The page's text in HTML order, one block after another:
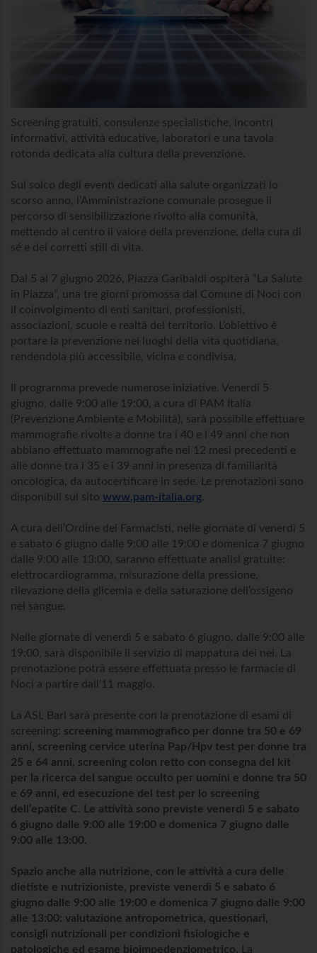
Screening gratuiti, consulenze specialistiche, incontri
informativi, attività educative, laboratori e una tavola
rotonda dedicata alla cultura della prevenzione.
Sul solco degli eventi dedicati alla salute organizzati lo
scorso anno, l’Amministrazione comunale prosegue il
percorso di sensibilizzazione rivolto alla comunità,
mettendo al centro il valore della prevenzione, della cura di
sé e dei corretti stili di vita.
Dal 5 al 7 giugno 2026, Piazza Garibaldi ospiterà “La Salute
in Piazza”, una tre giorni promossa dal Comune di Noci con
il coinvolgimento di enti sanitari, professionisti,
associazioni, scuole e realtà del territorio. L’obiettivo è
portare la prevenzione nei luoghi della vita quotidiana,
rendendola più accessibile, vicina e condivisa.
Il programma prevede numerose iniziative. Venerdì 5
giugno, dalle 9:00 alle 19:00, a cura di PAM Italia
(Prevenzione Ambiente e Mobilità), sarà possibile effettuare
mammografie rivolte a donne tra i 40 e i 49 anni che non
abbiano effettuato mammografie nei 12 mesi precedenti e
alle donne tra i 35 e i 39 anni in presenza di familiarità
oncologica, da autocertificare in sede. Le prenotazioni sono
disponibili sul sito www.pam-italia.org.
A cura dell’Ordine dei Farmacisti, nelle giornate di venerdì 5
e sabato 6 giugno dalle 9:00 alle 19:00 e domenica 7 giugno
dalle 9:00 alle 13:00, saranno effettuate analisi gratuite:
elettrocardiogramma, misurazione della pressione,
rilevazione della glicemia e della saturazione dell’ossigeno
nel sangue.
Nelle giornate di venerdì 5 e sabato 6 giugno, dalle 9:00 alle
19:00, sarà disponibile il servizio di mappatura dei nei. La
prenotazione potrà essere effettuata presso le farmacie di
Noci a partire dall’11 maggio.
La ASL Bari sarà presente con la prenotazione di esami di
screening: screening mammografico per donne tra 50 e 69
anni, screening cervice uterina Pap/Hpv test per donne tra
25 e 64 anni, screening colon retto con consegna del kit
per la ricerca del sangue occulto per uomini e donne tra 50
e 69 anni, ed esecuzione del test per lo screening
dell’epatite C. Le attività sono previste venerdì 5 e sabato
6 giugno dalle 9:00 alle 19:00 e domenica 7 giugno dalle
9:00 alle 13:00.
Spazio anche alla nutrizione, con le attività a cura delle
dietiste e nutrizioniste, previste venerdì 5 e sabato 6
giugno dalle 9:00 alle 19:00 e domenica 7 giugno dalle 9:00
alle 13:00: valutazione antropometrica, questionari,
consigli nutrizionali per condizioni fisiologiche e
patologiche ed esame bioimpedenziometrico. La